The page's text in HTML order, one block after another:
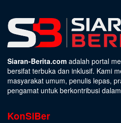
Siaran-Berita.com adalah portal
bersifat terbuka dan inklusif. Kami
masyarakat umum, penulis lepas,
pengamat untuk berkontribusi
KonSiBer